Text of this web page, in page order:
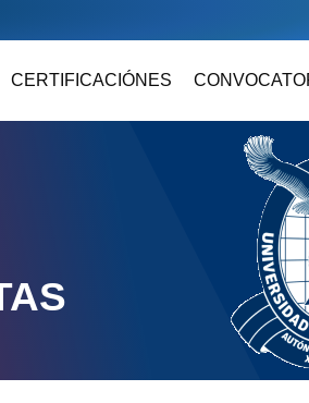
CERTIFICACIÓNES